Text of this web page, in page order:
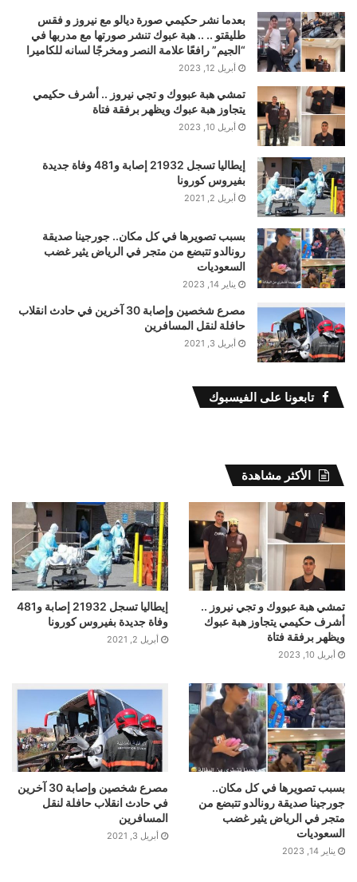
بعدما نشر حكيمي صورة ديالو مع نيروز و فقس
طليقتو .. .. هبة عبوك تنشر صورتها مع مدربها في
“الجيم” رافعًا علامة النصر ومخرجًا لسانه للكاميرا
أبريل 12, 2023
تمشي هبة عبووك و تجي نيروز .. أشرف حكيمي
يتجاوز هبة عبوك ويظهر برفقة فتاة
أبريل 10, 2023
إيطاليا تسجل 21932 إصابة و481 وفاة جديدة
بفيروس كورونا
أبريل 2, 2021
بسبب تصويرها في كل مكان.. جورجينا صديقة
رونالدو تتبضع من متجر في الرياض يثير غضب
السعوديات
يناير 14, 2023
مصرع شخصين وإصابة 30 آخرين في حادث انقلاب
حافلة لنقل المسافرين
أبريل 3, 2021
تابعونا على الفيسبوك
الأكثر مشاهدة
تمشي هبة عبووك و تجي نيروز ..
أشرف حكيمي يتجاوز هبة عبوك
ويظهر برفقة فتاة
أبريل 10, 2023
إيطاليا تسجل 21932 إصابة و481
وفاة جديدة بفيروس كورونا
أبريل 2, 2021
بسبب تصويرها في كل مكان..
جورجينا صديقة رونالدو تتبضع من
متجر في الرياض يثير غضب
السعوديات
يناير 14, 2023
مصرع شخصين وإصابة 30 آخرين
في حادث انقلاب حافلة لنقل
المسافرين
أبريل 3, 2021